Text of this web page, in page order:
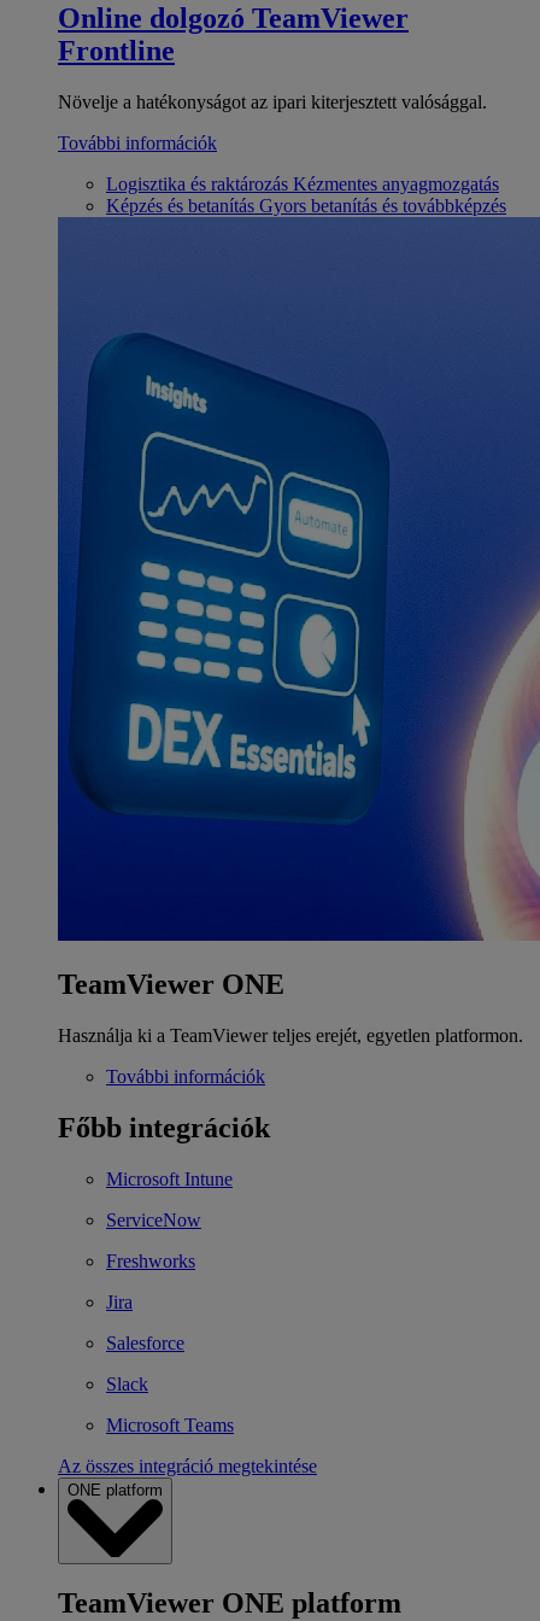
Online dolgozó TeamViewer
Frontline
Növelje a hatékonyságot az ipari kiterjesztett valósággal.
További információk
Logisztika és raktározás Kézmentes anyagmozgatás
Képzés és betanítás Gyors betanítás és továbbképzés
TeamViewer ONE
Használja ki a TeamViewer teljes erejét, egyetlen platformon.
További információk
Főbb integrációk
Microsoft Intune
ServiceNow
Freshworks
Jira
Salesforce
Slack
Microsoft Teams
Az összes integráció megtekintése
ONE platform
TeamViewer ONE platform